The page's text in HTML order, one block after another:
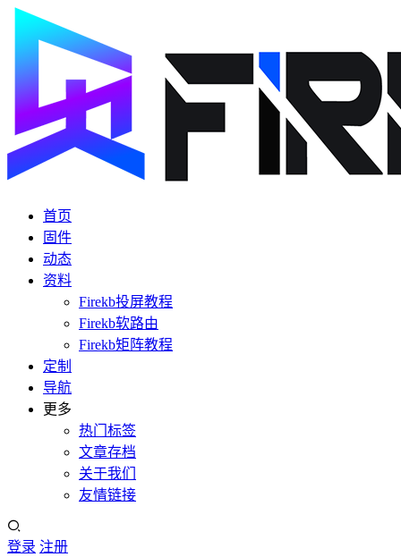
首页
固件
动态
资料
Firekb投屏教程
Firekb软路由
Firekb矩阵教程
定制
导航
更多
热门标签
文章存档
关于我们
友情链接
登录 注册